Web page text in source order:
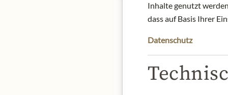
Szechuan pepper is
aromatic lemon scent
Inhalte genutzt
dass auf Basis Ihrer
Datenschutz